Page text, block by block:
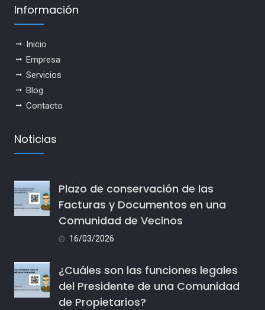
Información
Inicio
Empresa
Servicios
Blog
Contacto
Noticias
Plazo de conservación de las
Facturas y Documentos en una
Comunidad de Vecinos
16/03/2026
¿Cuáles son las funciones legales
del Presidente de una Comunidad
de Propietarios?